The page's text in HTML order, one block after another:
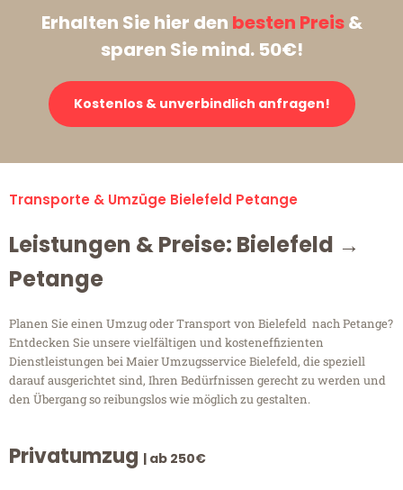
Erhalten Sie hier den besten Preis&
sparen Sie mind. 50€!
Kostenlos & unverbindlich anfragen!
Transporte & Umzüge Bielefeld Petange
Leistungen & Preise: Bielefeld →
Petange
Planen Sie einen Umzug oder Transport von Bielefeld nach Petange?
Entdecken Sie unsere vielfältigen und kosteneffizienten
Dienstleistungen bei Maier Umzugsservice Bielefeld, die speziell
darauf ausgerichtet sind, Ihren Bedürfnissen gerecht zu werden und
den Übergang so reibungslos wie möglich zu gestalten.
Privatumzug | ab 250€